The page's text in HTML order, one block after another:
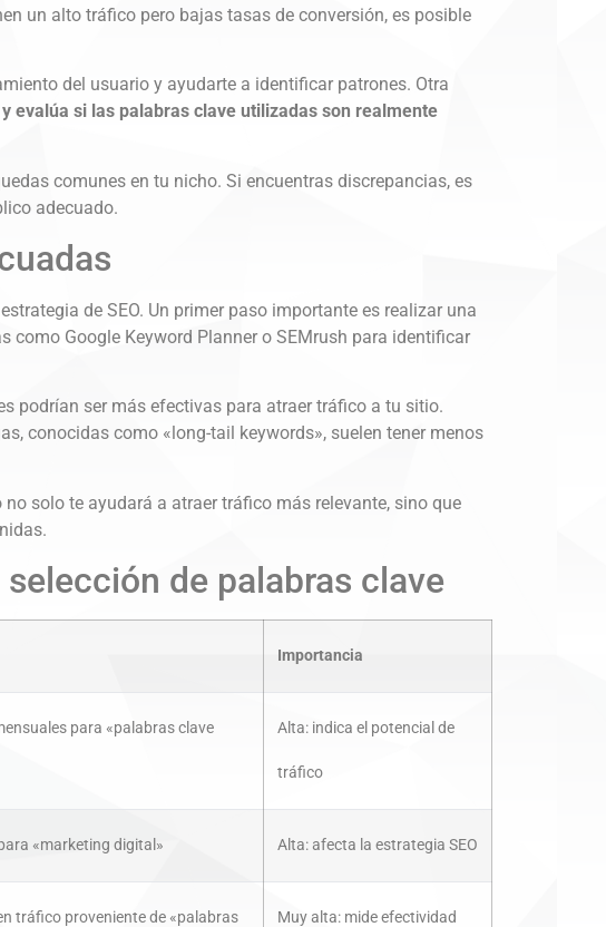
un alto tráfico pero bajas tasas de conversión, es posible
del usuario y ayudarte a identificar patrones. Otra
evalúa si las palabras clave utilizadas son realmente
comunes en tu nicho. Si encuentras discrepancias, es
adecuado.
de SEO. Un primer paso importante es realizar una
Google Keyword Planner o SEMrush para identificar
podrían ser más efectivas para atraer tráfico a tu sitio.
conocidas como «long-tail keywords», suelen tener menos
solo te ayudará a atraer tráfico más relevante, sino que
de palabras clave
Importancia
para «palabras clave Alta: indica el potencial de
tráfico
«marketing digital» Alta: afecta la estrategia SEO
tráfico proveniente de «palabras Muy alta: mide efectividad